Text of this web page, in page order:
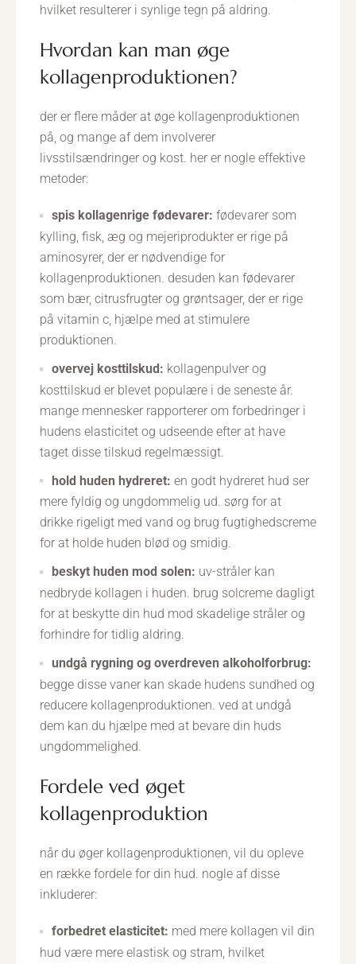
hvilket resulterer i synlige tegn på aldring.
hvordan kan man øge
kollagenproduktionen?
der er flere måder at øge kollagenproduktionen
på, og mange af dem involverer
livsstilsændringer og kost. her er nogle effektive
metoder:
spis kollagenrige fødevarer: fødevarer som
kylling, fisk, æg og mejeriprodukter er rige på
aminosyrer, der er nødvendige for
kollagenproduktionen. desuden kan fødevarer
som bær, citrusfrugter og grøntsager, der er rige
på vitamin c, hjælpe med at stimulere
produktionen.
overvej kosttilskud: kollagenpulver og
kosttilskud er blevet populære i de seneste år.
mange mennesker rapporterer om forbedringer i
hudens elasticitet og udseende efter at have
taget disse tilskud regelmæssigt.
hold huden hydreret: en godt hydreret hud ser
mere fyldig og ungdommelig ud. sørg for at
drikke rigeligt med vand og brug fugtighedscreme
for at holde huden blød og smidig.
beskyt huden mod solen: uv-stråler kan
nedbryde kollagen i huden. brug solcreme dagligt
for at beskytte din hud mod skadelige stråler og
forhindre for tidlig aldring.
undgå rygning og overdreven alkoholforbrug:
begge disse vaner kan skade hudens sundhed og
reducere kollagenproduktionen. ved at undgå
dem kan du hjælpe med at bevare din huds
ungdommelighed.
fordele ved øget
kollagenproduktion
når du øger kollagenproduktionen, vil du opleve
en række fordele for din hud. nogle af disse
inkluderer:
forbedret elasticitet: med mere kollagen vil din
hud være mere elastisk og stram, hvilket